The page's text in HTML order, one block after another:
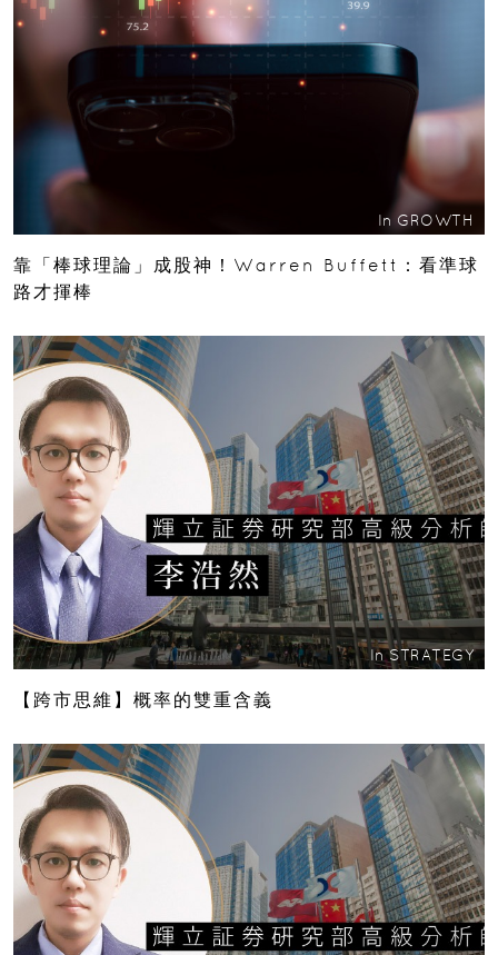
In GROWTH
靠「棒球理論」成股神！Warren Buffett：看準球
路才揮棒
In STRATEGY
【跨市思維】概率的雙重含義